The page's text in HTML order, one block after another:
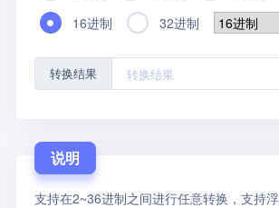
16进制
32进制
转换结果
说明
支持在2~36进制之间进行任意转换，支持